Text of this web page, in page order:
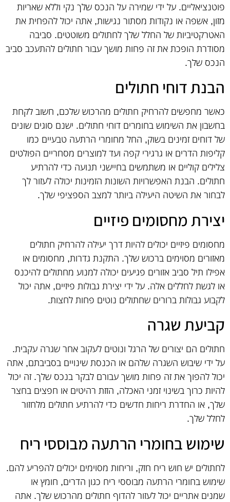
פוטנציאליים. על ידי שמירה על הנכס שלך נקי וללא שאריות
מזון, אשפה או נקודות מסתור נגישות, אתה יכול להפחית את
האטרקטיביות של החלל שלך לחתולים משוטטים. סביבה
מסודרת הופכת את זה פחות מושך עבור חתולים להתעכב סביב
הנכס שלך.
הבנת דוחי חתולים
כאשר מחפשים להרחיק חתולים מהרכוש שלכם, חשוב לקחת
בחשבון את השימוש בחומרים דוחי חתולים. ישנם סוגים שונים
של דוחים זמינים בשוק, החל מחומרי הרתעה טבעיים כמו
קליפות הדרים או גרגירי קפה ועד למוצרים מסחריים הפולטים
צלילים קוליים או משתמשים בחיישני תנועה כדי להרתיע
חתולים. הבנת האפשרויות השונות הזמינות יכולה לעזור לך
לבחור את השיטה היעילה ביותר למצב הספציפי שלך.
יצירת מחסומים פיזיים
מחסומים פיזיים יכולים להיות דרך יעילה להרחיק חתולים
מאזורים מסוימים ברכוש שלך. התקנת גדרות, מחסומים או
אפילו תיל סביב אזורים פגיעים יכולה למנוע מחתולים להיכנס
או לגשת לחללים אלה. על ידי יצירת גבולות פיזיים, אתה יכול
לקבוע גבולות ברורים שחתולים נוטים פחות לחצות.
קביעת שגרה
חתולים הם יצורים של הרגל ונוטים לעקוב אחר שגרה עקבית.
על ידי שיבוש השגרה שלהם או הכנסת שינויים בסביבתם, אתה
יכול להפוך את זה פחות מושך עבורם לבקר בנכס שלך. זה יכול
להיות כרוך בשינוי זמני האכלה, הזזת רהיטים או חפצים בחצר
שלך, או החדרת ריחות חדשים כדי להרתיע חתולים מלחזור
לחלל שלך.
שימוש בחומרי הרתעה מבוססי ריח
לחתולים יש חוש ריח חזק, וריחות מסוימים יכולים להפריע להם.
שימוש בחומרי הרתעה מבוססי ריח כגון הדרים, חומץ או
שמנים אתריים יכול לעזור להדוף חתולים מהרכוש שלך. אתה